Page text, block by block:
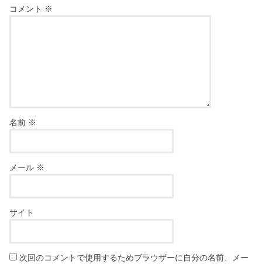
コメント ※
名前 ※
メール ※
サイト
次回のコメントで使用するためブラウザーに自分の名前、メー